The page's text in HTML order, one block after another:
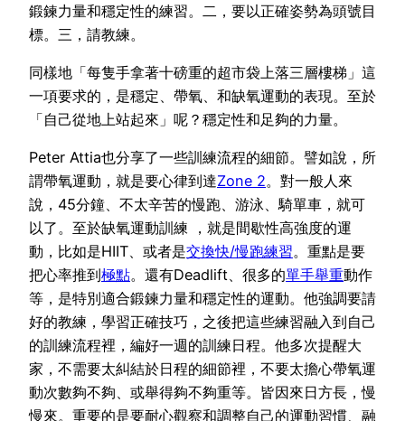
鍛鍊力量和穩定性的練習。二，要以正確姿勢為頭號目
標。三，請教練。
同樣地「每隻手拿著十磅重的超市袋上落三層樓梯」這
一項要求的，是穩定、帶氧、和缺氧運動的表現。至於
「自己從地上站起來」呢？穩定性和足夠的力量。
Peter Attia也分享了一些訓練流程的細節。譬如說，所
謂帶氧運動，就是要心律到達Zone 2。對一般人來
說，45分鐘、不太辛苦的慢跑、游泳、騎單車，就可
以了。至於缺氧運動訓練 ，就是間歇性高強度的運
動，比如是HIIT、或者是交換快/慢跑練習。重點是要
把心率推到極點。還有Deadlift、很多的單手舉重動作
等，是特別適合鍛鍊力量和穩定性的運動。他強調要請
好的教練，學習正確技巧，之後把這些練習融入到自己
的訓練流程裡，編好一週的訓練日程。他多次提醒大
家，不需要太糾結於日程的細節裡，不要太擔心帶氧運
動次數夠不夠、或舉得夠不夠重等。皆因來日方長，慢
慢來。重要的是要耐心觀察和調整自己的運動習慣、融